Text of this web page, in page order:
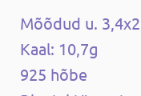
Mõõdud u.
Kaal: 10,7g
925 hõbe